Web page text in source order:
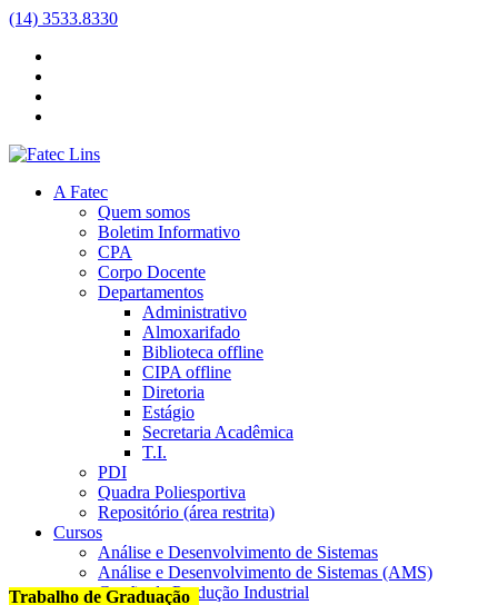
(14) 3533.8330
A Fatec
Quem somos
Boletim Informativo
CPA
Corpo Docente
Departamentos
Administrativo
Almoxarifado
Biblioteca offline
CIPA offline
Diretoria
Estágio
Secretaria Acadêmica
T.I.
PDI
Quadra Poliesportiva
Repositório (área restrita)
Cursos
Análise e Desenvolvimento de Sistemas
Análise e Desenvolvimento de Sistemas (AMS)
Gestão da Produção Industrial
Trabalho de Graduação